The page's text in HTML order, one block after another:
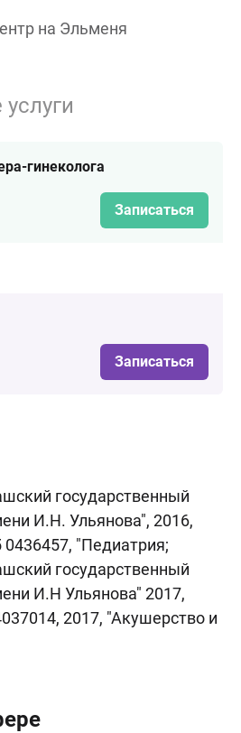
на Эльменя
гинеколога
Записаться
Записаться
государственный
И.Н. Ульянова", 2016,
"Педиатрия;
государственный
И.Н Ульянова" 2017,
2017, "Акушерство и